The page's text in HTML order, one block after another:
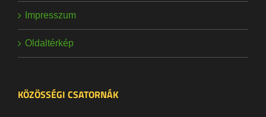
Impresszum
Oldaltérkép
KÖZÖSSÉGI CSATORNÁK